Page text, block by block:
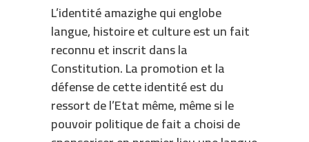
L’identité amazighe qui englobe
langue, histoire et culture est un fait
reconnu et inscrit dans la
Constitution. La promotion et la
défense de cette identité est du
ressort de l’Etat même, même si le
pouvoir politique de fait a choisi de